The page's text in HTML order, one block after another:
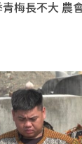
青梅長不大 農